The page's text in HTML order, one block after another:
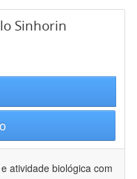
Sinhorin
atividade biológica com